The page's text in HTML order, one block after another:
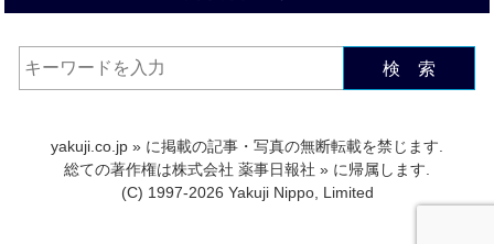
検 索
yakuji.co.jp » に掲載の記事・写真の無断転載を禁じます.
総ての著作権は株式会社 薬事日報社 » に帰属します.
(C) 1997-2026 Yakuji Nippo, Limited